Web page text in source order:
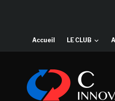
Accueil LE CLUB